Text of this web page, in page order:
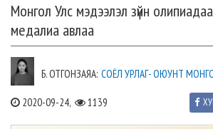
Монгол Улс мэдээлэл зүйн
медалиа авлаа
Б. ОТГОНЗАЯА: СОЁЛ УРЛАГ- ОЮУНТ
2020-09-24, 1139